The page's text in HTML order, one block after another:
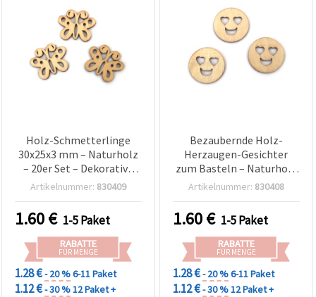
Holz-Schmetterlinge
30x25x3 mm – Naturholz
– 20er Set – Dekorative
Holzformen für Basteln,
Projekte
Artikelnummer: 830409
1.60€ 1-5 Paket
RABATTE
FÜR MENGE
1.28 €- 20 %6-11 Paket
1.12 €- 30 %12 Paket +
Bezaubernde Holz-
Herzaugen-Gesichter
zum Basteln – Naturholz
– 30x3 mm, 20 Stück –
Geschenkanhänger &
Deko-Ideen
Artikelnummer: 830408
1.60€ 1-5 Paket
RABATTE
FÜR MENGE
1.28 €- 20 %6-11 Paket
1.12 €- 30 %12 Paket +